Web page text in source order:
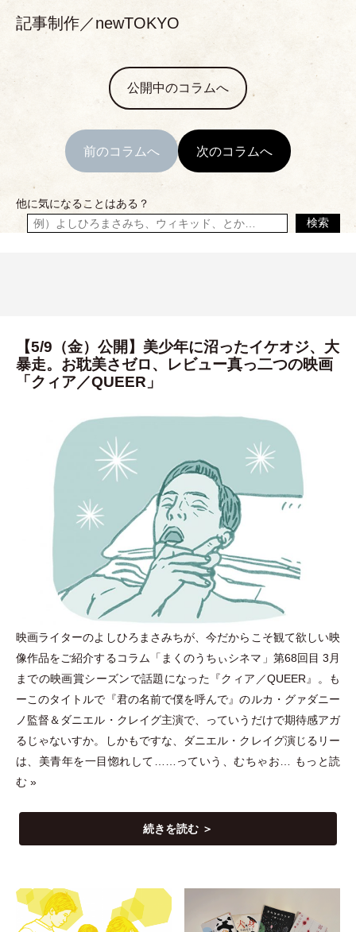
記事制作／newTOKYO
公開中のコラムへ
前のコラムへ 次のコラムへ
他に気になることはある？
検索
【5/9（金）公開】美少年に沼ったイケオジ、大
暴走。お耽美さゼロ、レビュー真っ二つの映画
「クィア／QUEER」
映画ライターのよしひろまさみちが、今だからこそ観て欲しい映
像作品をご紹介するコラム 「 まくのうちぃシネマ 」 第68回目 3月
までの映画賞シーズンで話題になった『クィア／QUEER』。も
ーこのタイトルで『君の名前で僕を呼んで』のルカ ・ グァダニー
ノ監督＆ダニエル ・ クレイグ主演で、っていうだけで期待感アガ
るじゃないすか。しかもですな、ダニエル ・ クレイグ演じるリー
は、美青年を一目惚れして……っていう、むちゃお…
もっと読
む »
続きを読む ＞